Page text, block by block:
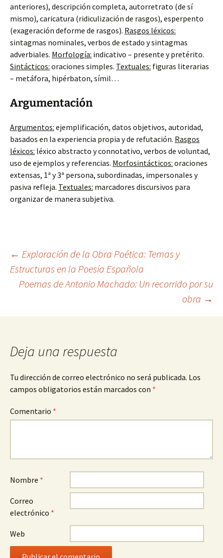
anteriores), descripción completa, autorretrato (de sí
mismo), caricatura (ridiculización de rasgos), esperpento
(exageración deforme de rasgos). Rasgos léxicos:
sintagmas nominales, verbos de estado y sintagmas
adverbiales. Morfología: indicativo – presente y pretérito.
Sintácticos: oraciones simples. Textuales: figuras literarias
– metáfora, hipérbaton, símil…
Argumentación
Argumentos: ejemplificación, datos objetivos, autoridad,
basados en la experiencia propia y de refutación. Rasgos
léxicos: léxico abstracto y connotativo, verbos de voluntad,
uso de ejemplos y referencias. Morfosintácticos: oraciones
extensas, 1ª y 3ª persona, subordinadas, impersonales y
pasiva refleja. Textuales: marcadores discursivos para
organizar de manera subjetiva.
Navegación
de
entradas
← Exploración de la Obra Poética: Temas y
Estructuras en la Poesía Española
Poemas de Antonio Machado: Un recorrido por su
obra →
Deja una respuesta
Tu dirección de correo electrónico no será publicada. Los
campos obligatorios están marcados con *
Comentario *
Nombre *
Correo
electrónico *
Web